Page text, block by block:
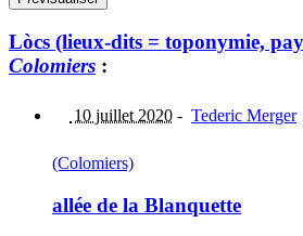
Lòcs (lieux-dits = toponymie,
Colomiers :
10 juillet 2020 - Tederic Merger
(Colomiers)
allée de la Blanquette